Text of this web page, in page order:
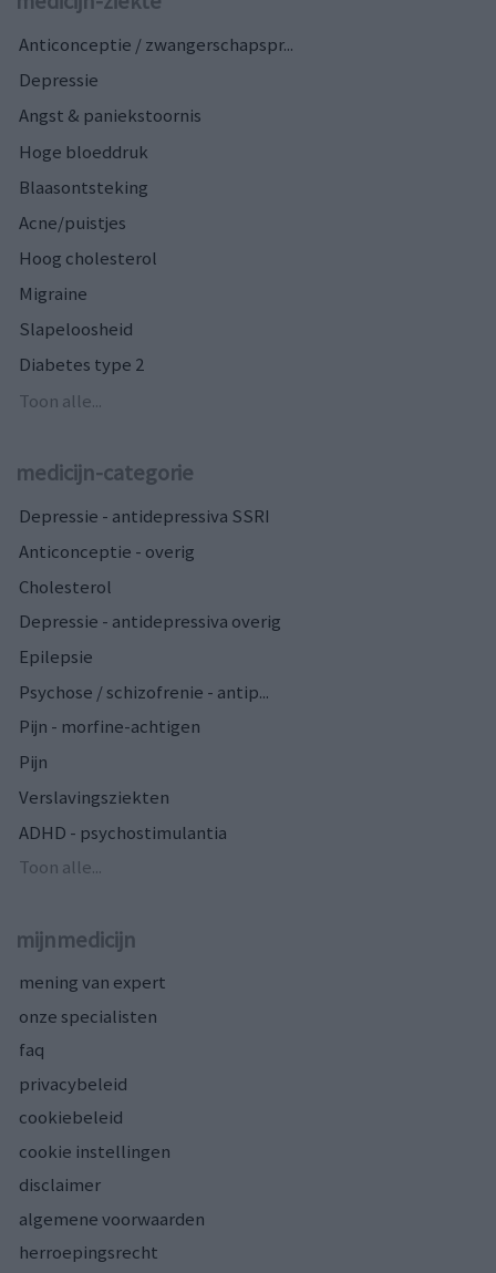
Anticonceptie / zwangerschapspr...
Depressie
Angst & paniekstoornis
Hoge bloeddruk
Blaasontsteking
Acne/puistjes
Hoog cholesterol
Migraine
Slapeloosheid
Diabetes type 2
Toon alle...
medicijn-categorie
Depressie - antidepressiva SSRI
Anticonceptie - overig
Cholesterol
Depressie - antidepressiva overig
Epilepsie
Psychose / schizofrenie - antip...
Pijn - morfine-achtigen
Pijn
Verslavingsziekten
ADHD - psychostimulantia
Toon alle...
mijnmedicijn
mening van expert
onze specialisten
faq
privacybeleid
cookiebeleid
cookie instellingen
disclaimer
algemene voorwaarden
herroepingsrecht